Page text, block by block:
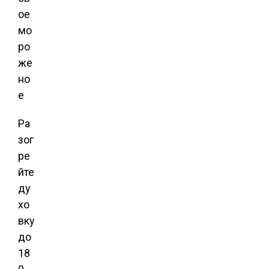
Ра
зог
ре
йте
ду
хо
вку
до
18